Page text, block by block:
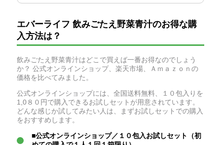
エバーライフ 飲みごたえ野菜青汁のお得な購
入方法は？
飲みごたえ野菜青汁はどこで買えば一番お得なのでしょう
か？ 公式オンラインショップ、楽天市場、Ａｍａｚｏｎの
価格を比べてみました。
公式オンラインショップには、全国送料無料、１０包入りを
1,0８０円で購入できるお試しセットが用意されています。
どんな感じか試してみたい人は、まずお試しセットでの購入
をおすすめします。
■公式オンラインショップ／１０包入お試しセット（初